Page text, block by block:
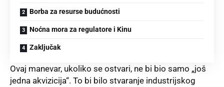
Borba za resurse budućnosti
Noćna mora za regulatore i Kinu
Zaključak
Ovaj manevar, ukoliko se ostvari, ne bi bio samo „još
jedna akvizicija“. To bi bilo stvaranje industrijskog